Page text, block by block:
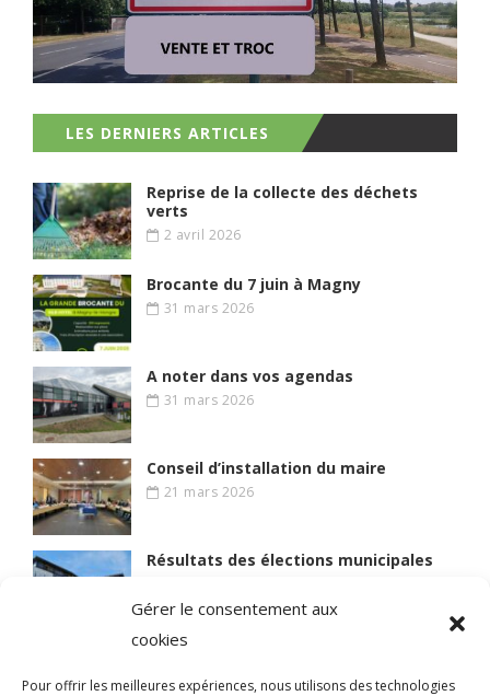
Gérer le consentement aux
cookies
Pour offrir les meilleures expériences, nous utilisons des technologies
LES DERNIERS ARTICLES
Reprise de la collecte des déchets
verts
2 avril 2026
Brocante du 7 juin à Magny
31 mars 2026
A noter dans vos agendas
31 mars 2026
Conseil d’installation du maire
21 mars 2026
Résultats des élections municipales